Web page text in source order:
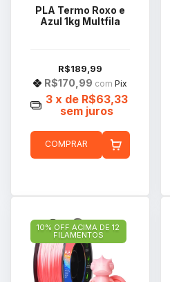
PLA Termo Roxo e
Azul 1kg Multfila
R$189,99
R$170,99 com Pix
3 x de R$63,33
sem juros
COMPRAR
10% OFF ACIMA DE 12
FILAMENTOS